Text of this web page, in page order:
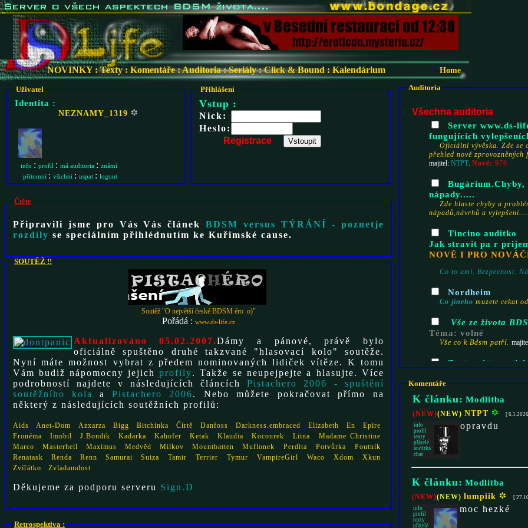
NOVINKY:Texty: Komentáře:Auditoria:Seriály:Click & Bound: Kalendárium Home
Uživatel
Identita :
NEZNAMY_1319
info : profil : má auditoria : známí
přítomní : všichni : uspat : logout
Přihlášení
Vstup :
Nick:
Heslo:
Registrace
Čtěte
Připravili jsme pro Vás Vás článek BDSM versus TÝRÁNÍ - poznetje
rozdíly se speciálním přihlédnutím ke Kuřimské cause.
SOUTĚŽ !!
Soutěž "O největší české BDSM éro .o)"
Pořádá : www.ds-life.cz
Aktualizováno 05.02.2007.Dámy a pánové, právě bylo
oficiálně spuštěno druhé takzvané "hlasovací kolo" soutěže.
Nyní máte možnost vybrat z předem nominovaných lidiček vítěze. K tomu
Vám budiž nápomocny jejich profily. Takže se neupejpejte a hlasujte. Více
podrobností najdete v následujících článcích Pistachero 2006 - spuštění
soutěžního kola
a Pistachero 2006. Nebo můžete pokračovat přímo na
některý z následujících soutěžních profilů:
Aids Anet-Dom Azxarza Bigg Bitchinka Čírtě Danfoss Darkness.embraced Elizabeth En
Epire
Fronéma
Imobil J.Bondik Kadarka Kahofer Ketak Klaudia Kocourek Liina
Madame Christine
Marco
Masterhell Maximus Medvěd Milkov Mountbatten Muflonek Perdita Potvůrka
Poutník
Renatask
Renda Renn Samurai Suiza Tamir Terrier Tymur VampireGirl Waco Xdom
Xkun
Zvířátko
Zvladamdost
Děkujeme za podporu serveru Sign.D
Retrospektiva :
Auditoria
Všechna auditoria
Server www.ds-
fungujících
Oficiální vývěska. Zde se
přehled nově
majitel: NTPT Nové: 976
Bugárium.Chyby,
nápady.....
Zde hlaste chyby a
nápadů,návrhů a vylepšení....
Tincino auditko
Jak stravit pa r
Co to umí Bezpecnost
Nordheim
Co jineho muzete cekat
Vše ze života
Téma: volné
Vše co k Bdsm patří.
Zastanci
Vyfotili jste něco, čím by
pozici, která se vám líbí.
Domácí dílna
Vyrobili jste něco? Máte
ostatními.
Kalendář akcízde
chovejte se podle toho. A
Kravinárium
Komentáře
K článku: Modlitba
(NEW)(NEW) NTPT [
info
profil
texty
přátelé
auditka
chat
opravdu
K článku: Modlitba
(NEW)(NEW) lumpiik [
info
profil
texty
přátelé
moc hezké